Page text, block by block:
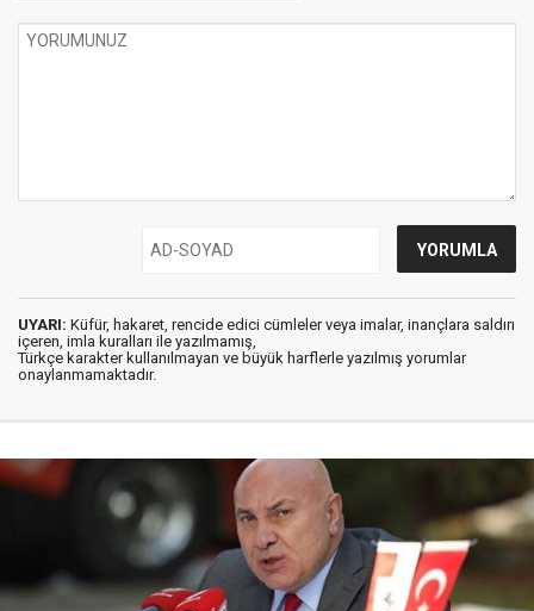
UYARI: Küfür, hakaret, rencide edici cümleler veya imalar, inançlara saldırı
içeren, imla kuralları ile yazılmamış,
Türkçe karakter kullanılmayan ve büyük harflerle yazılmış yorumlar
onaylanmamaktadır.